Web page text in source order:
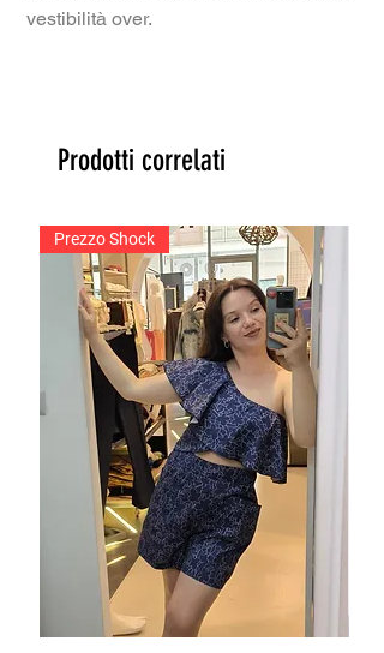
vestibilità over.
Prodotti correlati
Prezzo Shock